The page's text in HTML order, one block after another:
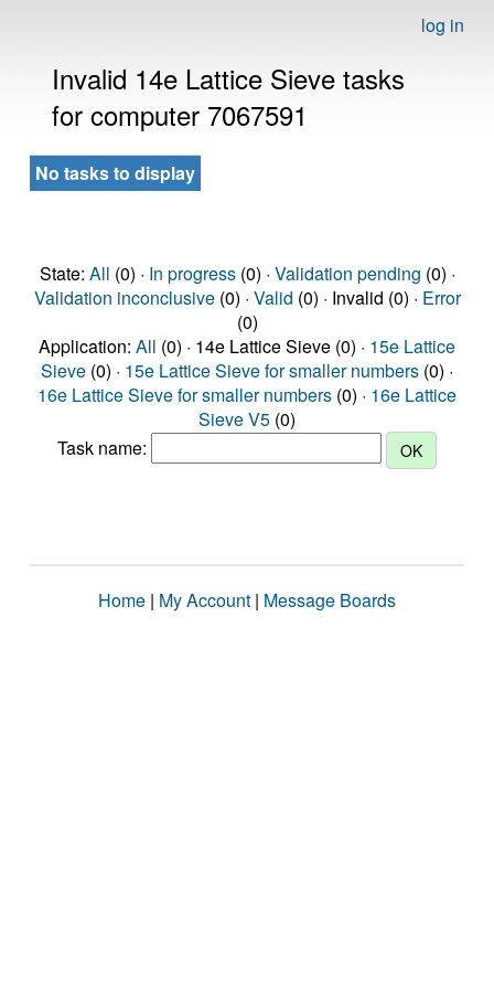
log in
Invalid 14e Lattice Sieve tasks
for computer 7067591
No tasks to display
State: All (0) · In progress(0) · Validation pending (0) ·
Validation inconclusive(0) · Valid (0) · Invalid (0) · Error
(0)
Application: All (0) · 14e Lattice Sieve (0) · 15e Lattice
Sieve (0) · 15e Lattice Sieve for smaller numbers (0) ·
16e Lattice Sieve for smaller numbers (0) · 16e Lattice
Sieve V5 (0)
Task name:
Home | My Account | Message Boards